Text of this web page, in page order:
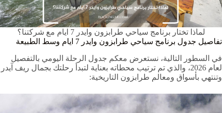
لماذا تختار برنامج سياحي طرابزون وايدر 7 ايام مع شركتنا؟
تفاصيل جدول برنامج سياحي طرابزون وايدر 7 ايام وسط الطبيعة
في السطور التالية، نستعرض معكم جدول الرحلة اليومي بالتفصيل
لعام 2026، والذي تم ترتيب محطاته بعناية لتبدأ رحلتك بجمال ريف آيدر
وتنتهي بأسواق ومعالم طرابزون التاريخية: